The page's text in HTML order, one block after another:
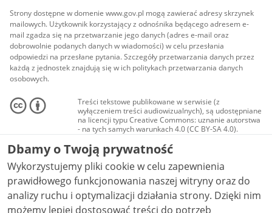
Strony dostępne w domenie www.gov.pl mogą zawierać adresy skrzynek
mailowych. Użytkownik korzystający z odnośnika będącego adresem e-
mail zgadza się na przetwarzanie jego danych (adres e-mail oraz
dobrowolnie podanych danych w wiadomości) w celu przesłania
odpowiedzi na przesłane pytania. Szczegóły przetwarzania danych przez
każdą z jednostek znajdują się w ich politykach przetwarzania danych
osobowych.
Treści tekstowe publikowane w serwisie (z
wyłączeniem treści audiowizualnych), są udostępniane
na licencji typu Creative Commons: uznanie autorstwa
- na tych samych warunkach 4.0 (CC BY-SA 4.0).
Materiały audiowizualne, w tym zdjęcia, materiały
audio i wideo, są udostępniane na licencji typu
Creative Commons: uznanie autorstwa użycie
niekomercyjne - bez utworów zależnych 4.0 (CC BY-
NC-ND 4.0), o ile nie jest to stwierdzone inaczej.
Dbamy o Twoją prywatność
Wykorzystujemy pliki cookie w celu zapewnienia
prawidłowego funkcjonowania naszej witryny oraz do
analizy ruchu i optymalizacji działania strony. Dzięki nim
możemy lepiej dostosować treści do potrzeb